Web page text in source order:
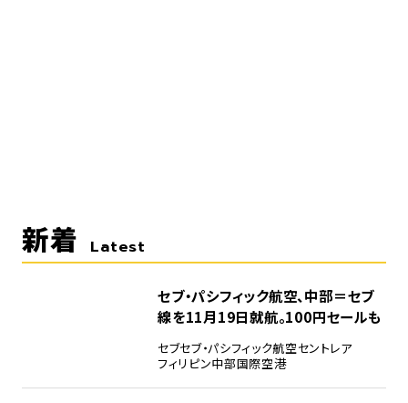
新着 Latest
セブ・パシフィック航空、中部＝セブ
線を11月19日就航。100円セールも
セブセブ・パシフィック航空セントレア
フィリピン中部国際空港